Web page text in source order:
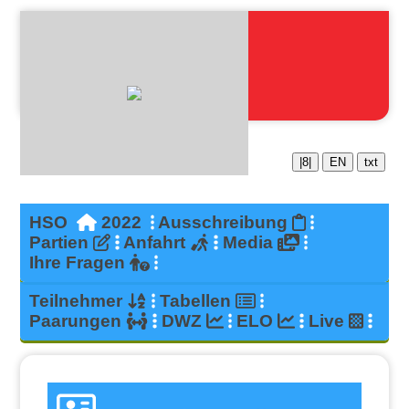
|8| EN txt
HSO 2022
Ausschreibung
Partien
Anfahrt
Media
Ihre Fragen
Teilnehmer
Tabellen
Paarungen
DWZ ELO Live